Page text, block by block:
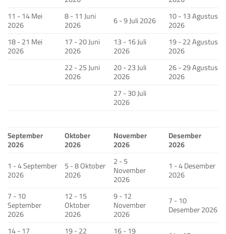
11 - 14 Mei
2026
8 - 11 Juni
2026 6 - 9 Juli 2026 10 - 13 Agustus
2026
18 - 21 Mei
2026
17 - 20 Juni
2026
13 - 16 Juli
2026
19 - 22 Agustus
2026
22 - 25 Juni
2026
20 - 23 Juli
2026
26 - 29 Agustus
2026
27 - 30 Juli
2026
September
2026
Oktober
2026
November
2026
Desember
2026
1 - 4 September
2026
5 - 8 Oktober
2026
2 - 5
November
2026
1 - 4 Desember
2026
7 - 10
September
2026
12 - 15
Oktober
2026
9 - 12
November
2026
7 - 10
Desember 2026
14 - 17
19 - 22 16 - 19